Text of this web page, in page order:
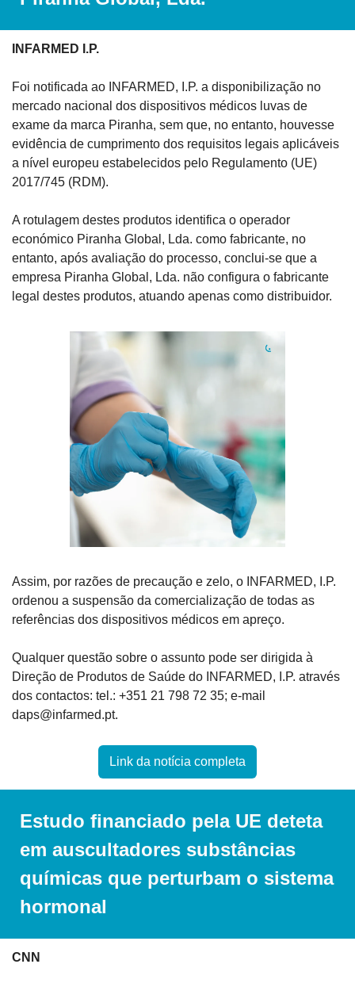
INFARMED I.P.
Foi notificada ao INFARMED, I.P. a disponibilização no
mercado nacional dos dispositivos médicos luvas de
exame da marca Piranha, sem que, no entanto, houvesse
evidência de cumprimento dos requisitos legais aplicáveis
a nível europeu estabelecidos pelo Regulamento (UE)
2017/745 (RDM).
A rotulagem destes produtos identifica o operador
económico Piranha Global, Lda. como fabricante, no
entanto, após avaliação do processo, conclui-se que a
empresa Piranha Global, Lda. não configura o fabricante
legal destes produtos, atuando apenas como distribuidor.
Assim, por razões de precaução e zelo, o INFARMED, I.P.
ordenou a suspensão da comercialização de todas as
referências dos dispositivos médicos em apreço.
Qualquer questão sobre o assunto pode ser dirigida à
Direção de Produtos de Saúde do INFARMED, I.P. através
daps@infarmed.pt.
Link da notícia completa
Estudo financiado pela UE deteta
em auscultadores substâncias
químicas que perturbam o sistema
hormonal
CNN